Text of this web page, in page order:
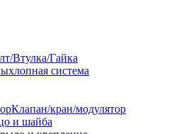
Втулка/Гайка
система
Клапан/кран/модулятор
и шайба